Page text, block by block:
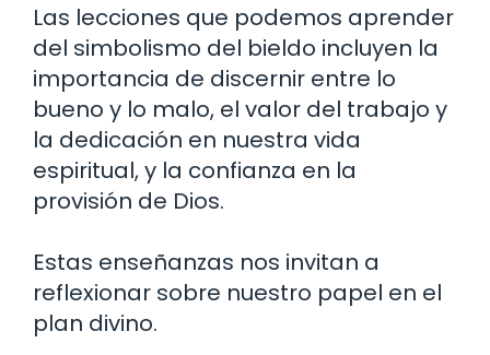
Las lecciones que podemos aprender
del simbolismo del bieldo incluyen la
importancia de discernir entre lo
bueno y lo malo, el valor del trabajo y
la dedicación en nuestra vida
espiritual, y la confianza en la
provisión de Dios.
Estas enseñanzas nos invitan a
reflexionar sobre nuestro papel en el
plan divino.